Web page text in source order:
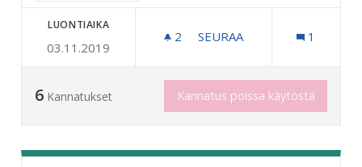
LUONTIAIKA
03.11.2019
2 2 SEURAAJAA
SEURAA 1
6 Kannatukset Kannatus poissa käytöstä